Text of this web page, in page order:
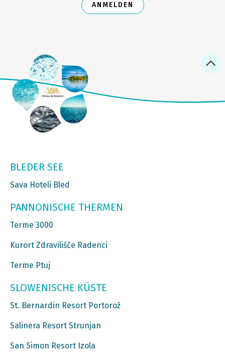
ANMELDEN
BLEDER SEE
Sava Hoteli Bled
PANNONISCHE THERMEN
Terme 3000
Kurort Zdravilišče Radenci
Terme Ptuj
SLOWENISCHE KÜSTE
St. Bernardin Resort Portorož
Salinera Resort Strunjan
San Simon Resort Izola